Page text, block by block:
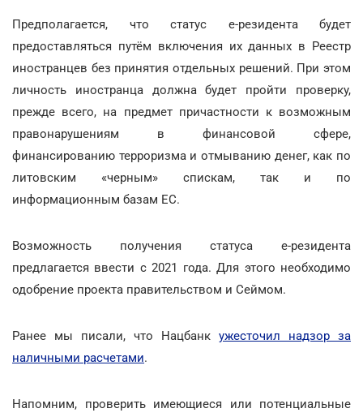
Предполагается, что статус е-резидента будет
предоставляться путём включения их данных в Реестр
иностранцев без принятия отдельных решений. При этом
личность иностранца должна будет пройти проверку,
прежде всего, на предмет причастности к возможным
правонарушениям в финансовой сфере,
финансированию терроризма и отмыванию денег, как по
литовским «черным» спискам, так и по
информационным базам ЕС.
Возможность получения статуса е-резидента
предлагается ввести с 2021 года. Для этого необходимо
одобрение проекта правительством и Сеймом.
Ранее мы писали, что Нацбанк ужесточил надзор за
наличными расчетами.
Напомним, проверить имеющиеся или потенциальные